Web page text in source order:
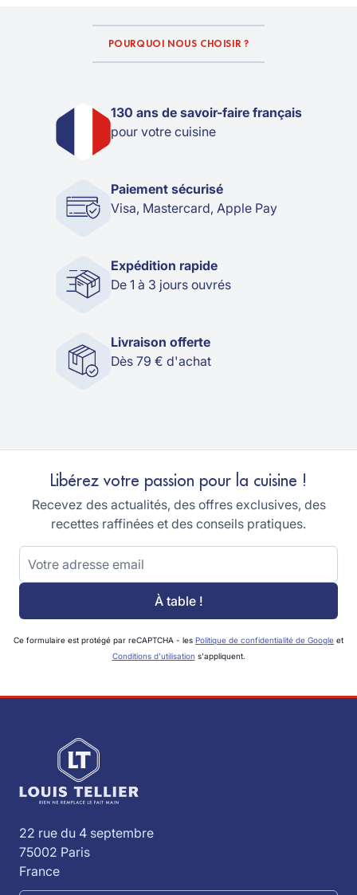
POURQUOI NOUS CHOISIR ?
130 ans de savoir-faire français
pour votre cuisine
Paiement sécurisé
Visa, Mastercard, Apple Pay
Expédition rapide
De 1 à 3 jours ouvrés
Livraison offerte
Dès 79 € d'achat
Libérez votre passion pour la cuisine !
Recevez des actualités, des offres exclusives, des
recettes raffinées et des conseils pratiques.
À table !
Ce formulaire est protégé par reCAPTCHA - les Politique de confidentialité de Google et
Conditions d'utilisation s'appliquent.
22 rue du 4 septembre
75002 Paris
France